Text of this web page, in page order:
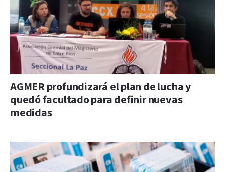
AGMER profundizará el plan de lucha y
quedó facultado para definir nuevas
medidas